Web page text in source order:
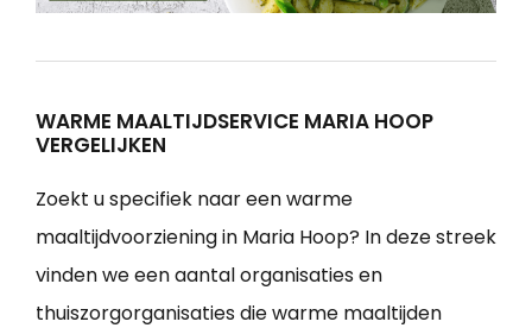
WARME MAALTIJDSERVICE MARIA HOOP
VERGELIJKEN
Zoekt u specifiek naar een warme
maaltijdvoorziening in Maria Hoop? In deze streek
vinden we een aantal organisaties en
thuiszorgorganisaties die warme maaltijden